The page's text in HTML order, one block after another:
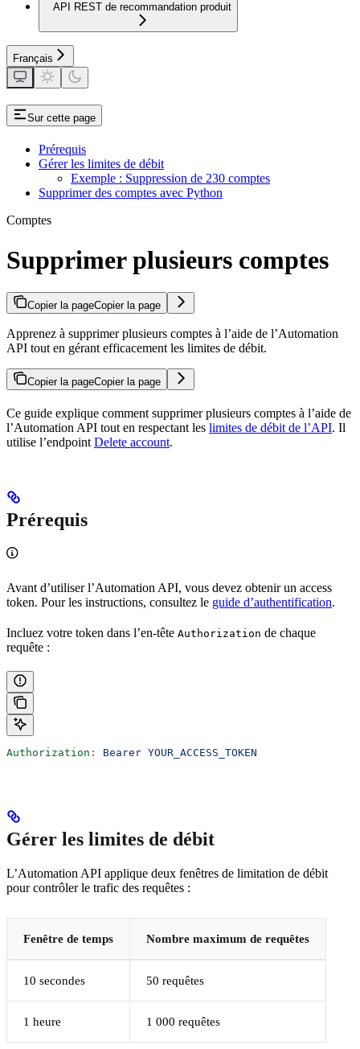
API REST de recommandation produit
Français
Sur cette page
Prérequis
Gérer les limites de débit
Exemple : Suppression de 230 comptes
Supprimer des comptes avec Python
Comptes
Supprimer plusieurs comptes
Copier la pageCopier la page
Apprenez à supprimer plusieurs comptes à l’aide de l’Automation
API tout en gérant efficacement les limites de débit.
Copier la pageCopier la page
Ce guide explique comment supprimer plusieurs comptes à l’aide de
l’Automation API tout en respectant les limites de débit de l’API. Il
utilise l’endpoint Delete account.
Prérequis
Avant d’utiliser l’Automation API, vous devez obtenir un access
token. Pour les instructions, consultez le guide d’authentification.
Incluez votre token dans l’en-tête Authorization de chaque
requête :
Authorization : Bearer YOUR_ACCESS_TOKEN
Gérer les limites de débit
L’Automation API applique deux fenêtres de limitation de débit
pour contrôler le trafic des requêtes :
Fenêtre de temps Nombre maximum de requêtes
10 secondes 50 requêtes
1 heure 1 000 requêtes